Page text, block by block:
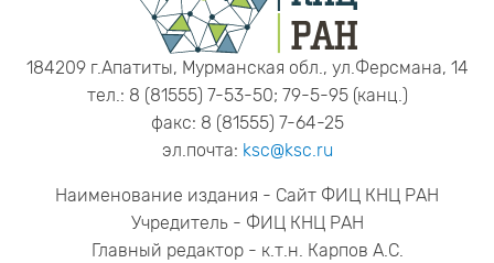
184209 г.Апатиты, Мурманская обл., ул.Ферсмана, 14
тел.: 8 (81555) 7-53-50; 79-5-95 (канц.)
факс: 8 (81555) 7-64-25
эл.почта: ksc@ksc.ru
Наименование издания - Сайт ФИЦ КНЦ РАН
Учредитель - ФИЦ КНЦ РАН
Главный редактор - к.т.н. Карпов А.С.